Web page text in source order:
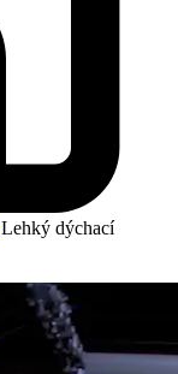
Lehký dýchací